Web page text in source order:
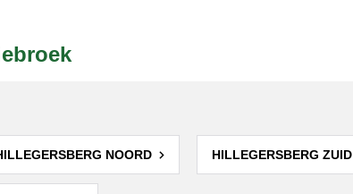
NOORD HILLEGERSBERG ZUID